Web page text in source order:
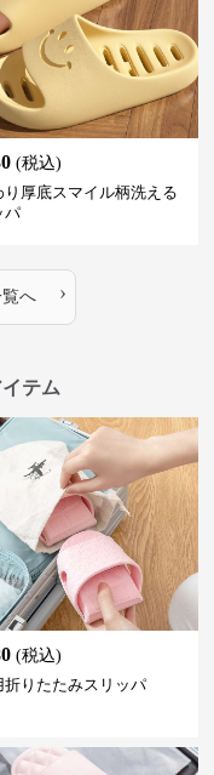
(税込)
り厚底スマイル柄洗える
パ
へ ›
テム
(税込)
折りたたみスリッパ